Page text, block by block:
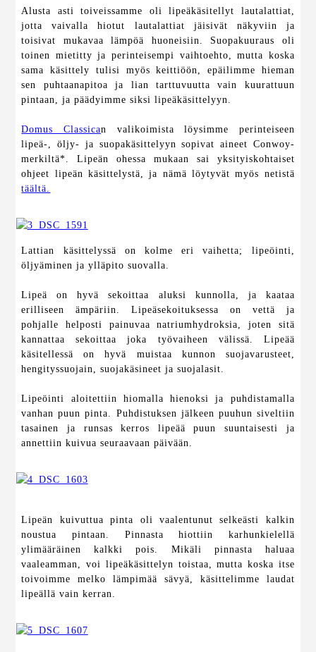
Alusta asti toiveissamme oli lipeäkäsitellyt lautalattiat,
jotta vaivalla hiotut lautalattiat jäisivät näkyviin ja
toisivat mukavaa lämpöä huoneisiin. Suopakuuraus oli
toinen mietitty ja perinteisempi vaihtoehto, mutta koska
sama käsittely tulisi myös keittiöön, epäilimme hieman
sen puhtaanapitoa ja lian tarttuvuutta vain kuurattuun
pintaan, ja päädyimme siksi lipeäkäsittelyyn.
Domus Classican valikoimista löysimme perinteiseen
lipeä-, öljy- ja suopakäsittelyyn sopivat aineet Conwoy-
merkiltä*. Lipeän ohessa mukaan sai yksityiskohtaiset
ohjeet lipeän käsittelystä, ja nämä löytyvät myös netistä
täältä.
Lattian käsittelyssä on kolme eri vaihetta; lipeöinti,
öljyäminen ja ylläpito suovalla.
Lipeä on hyvä sekoittaa aluksi kunnolla, ja kaataa
erilliseen ämpäriin. Lipeäsekoituksessa on vettä ja
pohjalle helposti painuvaa natriumhydroksia, joten sitä
kannattaa sekoittaa joka työvaiheen välissä. Lipeää
käsitellessä on hyvä muistaa kunnon suojavarusteet,
hengityssuojain, suojakäsineet ja suojalasit.
Lipeöinti aloitettiin hiomalla hienoksi ja puhdistamalla
vanhan puun pinta. Puhdistuksen jälkeen puuhun siveltiin
tasainen ja runsas kerros lipeää puun suuntaisesti ja
annettiin kuivua seuraavaan päivään.
Lipeän kuivuttua pinta oli vaalentunut selkeästi kalkin
noustua pintaan. Pinnasta hiottiin karhunkielellä
ylimääräinen kalkki pois. Mikäli pinnasta haluaa
vaaleamman, voi lipeäkäsittelyn toistaa, mutta koska itse
toivoimme melko lämpimää sävyä, käsittelimme laudat
lipeällä vain kerran.